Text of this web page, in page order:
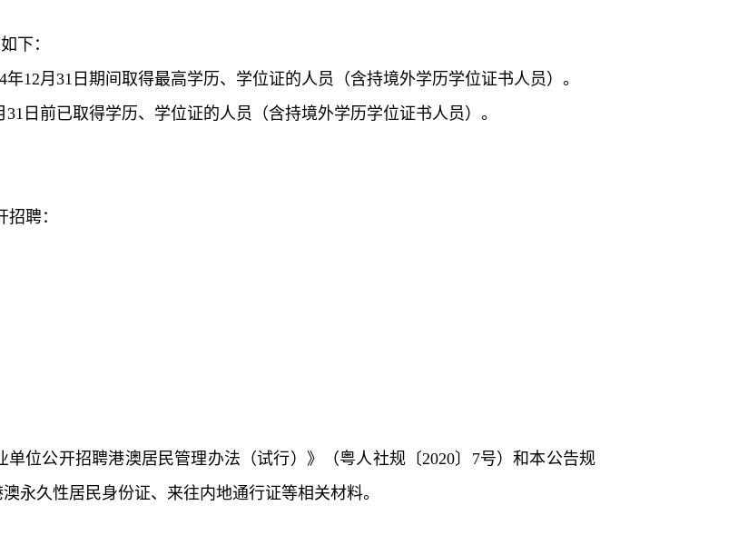
下：
年12月31日期间取得最高学历、学位证的人员（含持境外学历学位证书人员）。
31日前已取得学历、学位证的人员（含持境外学历学位证书人员）。
聘：
位公开招聘港澳居民管理办法（试行）》（粤人社规〔2020〕7号）和本公告规
永久性居民身份证、来往内地通行证等相关材料。